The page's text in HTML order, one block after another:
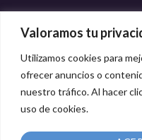
Valoramos tu
Utilizamos cookies para
ofrecer anuncios o
nuestro tráfico. Al hacer
uso de cookies.
Método de pago: